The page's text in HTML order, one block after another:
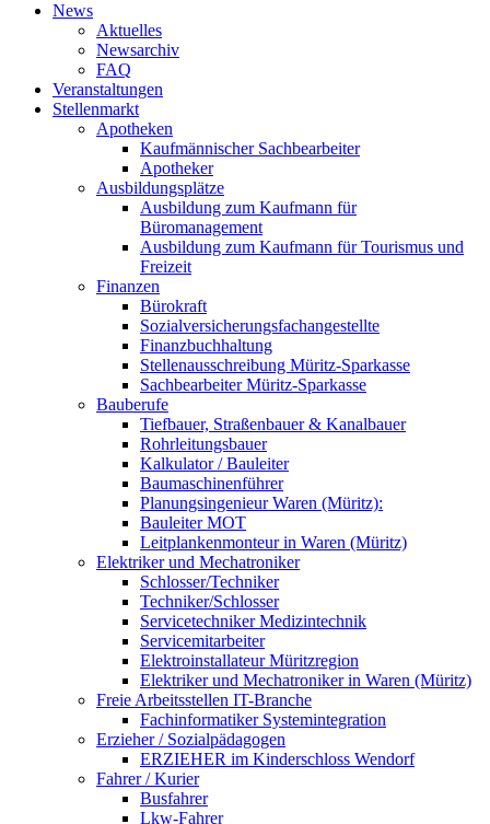
News
Aktuelles
Newsarchiv
FAQ
Veranstaltungen
Stellenmarkt
Apotheken
Kaufmännischer Sachbearbeiter
Apotheker
Ausbildungsplätze
Ausbildung zum Kaufmann für
Büromanagement
Ausbildung zum Kaufmann für Tourismus und
Freizeit
Finanzen
Bürokraft
Sozialversicherungsfachangestellte
Finanzbuchhaltung
Stellenausschreibung Müritz-Sparkasse
Sachbearbeiter Müritz-Sparkasse
Bauberufe
Tiefbauer, Straßenbauer & Kanalbauer
Rohrleitungsbauer
Kalkulator / Bauleiter
Baumaschinenführer
Planungsingenieur Waren (Müritz):
Bauleiter MOT
Leitplankenmonteur in Waren (Müritz)
Elektriker und Mechatroniker
Schlosser/Techniker
Techniker/Schlosser
Servicetechniker Medizintechnik
Servicemitarbeiter
Elektroinstallateur Müritzregion
Elektriker und Mechatroniker in Waren (Müritz)
Freie Arbeitsstellen IT-Branche
Fachinformatiker Systemintegration
Erzieher / Sozialpädagogen
ERZIEHER im Kinderschloss Wendorf
Fahrer / Kurier
Busfahrer
Lkw-Fahrer